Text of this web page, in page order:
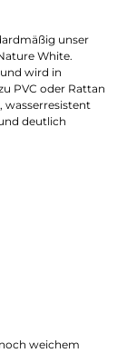
unser
White.
wird in
PVC oder Rattan
wasserresistent
deutlich
weichem